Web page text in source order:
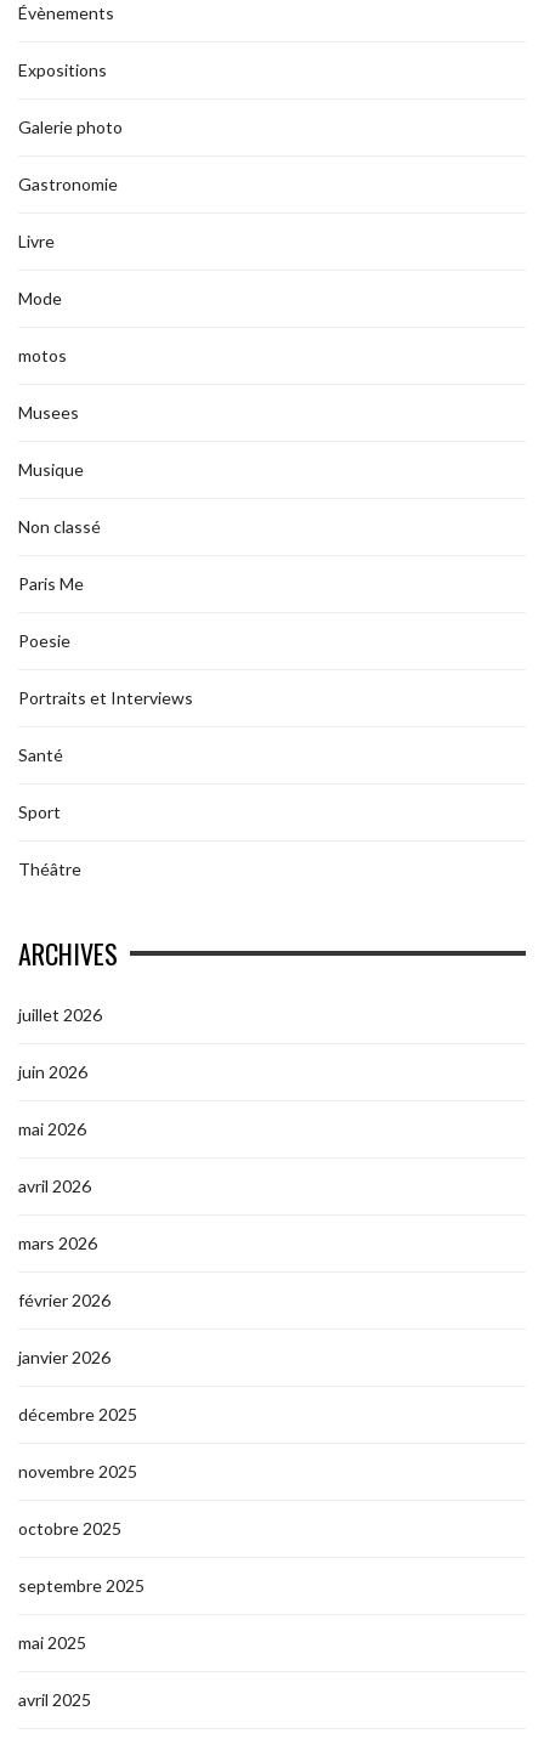
Évènements
Expositions
Galerie photo
Gastronomie
Livre
Mode
motos
Musees
Musique
Non classé
Paris Me
Poesie
Portraits et Interviews
Santé
Sport
Théâtre
ARCHIVES
juillet 2026
juin 2026
mai 2026
avril 2026
mars 2026
février 2026
janvier 2026
décembre 2025
novembre 2025
octobre 2025
septembre 2025
mai 2025
avril 2025